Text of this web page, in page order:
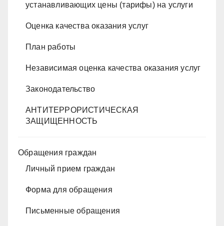
устанавливающих цены (тарифы) на услуги
Оценка качества оказания услуг
План работы
Независимая оценка качества оказания услуг
Законодательство
АНТИТЕРРОРИСТИЧЕСКАЯ
ЗАЩИЩЕННОСТЬ
Обращения граждан
Личный прием граждан
Форма для обращения
Письменные обращения